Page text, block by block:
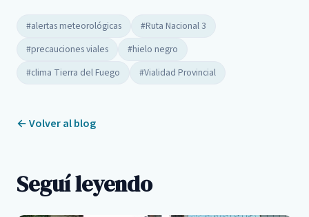
#alertas meteorológicas
#Ruta Nacional 3
#precauciones viales
#hielo negro
#clima Tierra del Fuego
#Vialidad Provincial
← Volver al blog
Seguí leyendo